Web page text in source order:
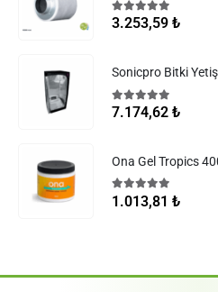
5.005
3.253,59 ₺
Sonicpro Bitki
5.005
7.174,62 ₺
Ona Gel Tropics
5.005
1.013,81 ₺